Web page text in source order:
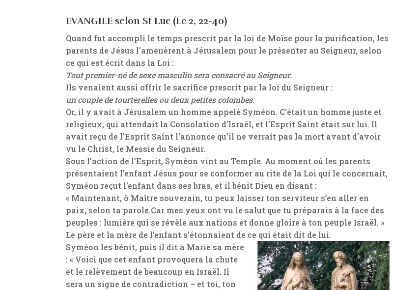
EVANGILE selon St Luc (Lc 2, 22-40)
Quand fut accompli le temps prescrit par la loi de Moïse pour la purification, les
parents de Jésus l’amenèrent à Jérusalem pour le présenter au Seigneur, selon
ce qui est écrit dans la Loi :
Tout premier-né de sexe masculin sera consacré au Seigneur.
Ils venaient aussi offrir le sacrifice prescrit par la loi du Seigneur :
un couple de tourterelles ou deux petites colombes.
Or, il y avait à Jérusalem un homme appelé Syméon. C’était un homme juste et
religieux, qui attendait la Consolation d’Israël, et l’Esprit Saint était sur lui. Il
avait reçu de l’Esprit Saint l’annonce qu’il ne verrait pas la mort avant d’avoir
vu le Christ, le Messie du Seigneur.
Sous l’action de l’Esprit, Syméon vint au Temple. Au moment où les parents
présentaient l’enfant Jésus pour se conformer au rite de la Loi qui le concernait,
Syméon reçut l’enfant dans ses bras, et il bénit Dieu en disant :
« Maintenant, ô Maître souverain, tu peux laisser ton serviteur s’en aller en
paix, selon ta parole.Car mes yeux ont vu le salut que tu préparais à la face des
peuples : lumière qui se révèle aux nations et donne gloire à ton peuple Israël. »
Le père et la mère de l’enfant s’étonnaient de ce qui était dit de lui.
Syméon les bénit, puis il dit à Marie sa mère
: « Voici que cet enfant provoquera la chute
et le relèvement de beaucoup en Israël. Il
sera un signe de contradiction – et toi, ton